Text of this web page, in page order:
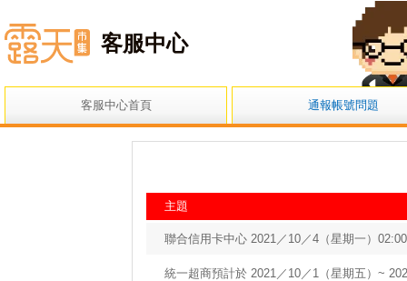
客服中心
小露露
客服中心首頁 通報帳號問題
主題
聯合信用卡中心 2021／10／4（星期一）
統一超商預計於 2021／10／1（星期五）~